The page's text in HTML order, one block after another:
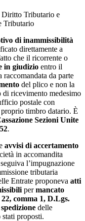
Tributario e
Tributario
di inammissibilità
direttamente a
che il ricorrente o
in giudizio entro il
da parte
del plico e non la
di ricevimento medesimo
postale con
timbro datario. È
Sezioni Unite
.
avvisi di accertamento
in accomandita
l’impugnazione
tributaria
Entrate proponeva atti
permancato
comma 1, D.Lgs.
delle
proposti.